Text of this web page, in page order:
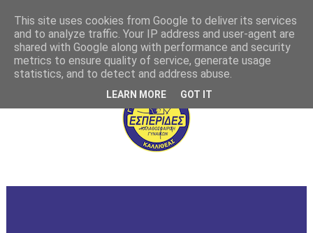
This site uses cookies from Google to deliver its services
and to analyze traffic. Your IP address and user-agent are
shared with Google along with performance and security
metrics to ensure quality of service, generate usage
statistics, and to detect and address abuse.
LEARN MORE GOT IT